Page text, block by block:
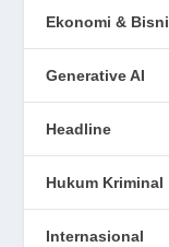
Ekonomi &
Generative AI
Headline
Hukum Kriminal
Internasional